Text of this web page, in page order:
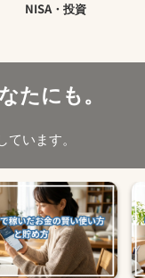
NISA・投資
たにも。
います。